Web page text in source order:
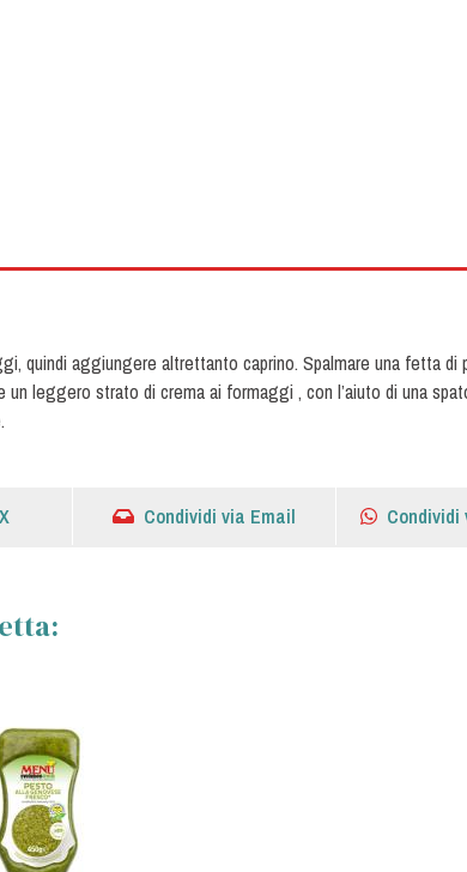
quindi aggiungere altrettanto caprino. Spalmare una fetta
leggero strato di crema ai formaggi , con l’aiuto di una
Condividi via Email Condividi